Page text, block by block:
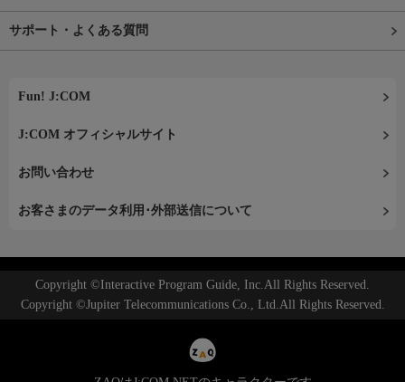
サポート・よくある質問
Fun! J:COM
J:COM オフィシャルサイト
お問い合わせ
お客さまのデータ利用･外部送信について
Copyright ©Interactive Program Guide, Inc.All Rights Reserved.
Copyright ©Jupiter Telecommunications Co., Ltd.All Rights Reserved.